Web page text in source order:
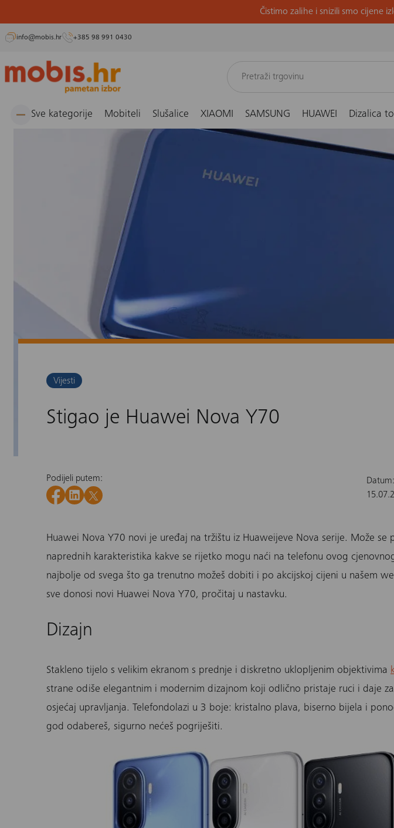
Preskoči
Čistimo zalihe i snizili smo cijene
info@mobis.hr +385 98 991 0430
Sve kategorije Mobiteli Slušalice XIAOMI SAMSUNG HUAWEI Dizalica
Vijesti Stigao je Huawei Nova Y70
Vijesti
Stigao je Huawei Nova Y70
Podijeli putem:
Datum:
Huawei Nova Y70 novi je uređaj na tržištu iz Huaweijeve Nova serije. Može se
naprednih karakteristika kakve se rijetko mogu naći na telefonu ovog
najbolje od svega što ga trenutno možeš dobiti i po akcijskoj cijeni u našem
sve donosi novi Huawei Nova Y70, pročitaj u nastavku.
Dizajn
Stakleno tijelo s velikim ekranom s prednje i diskretno uklopljenim objektivima
strane odiše elegantnim i modernim dizajnom koji odlično pristaje ruci i daje
osjećaj upravljanja.
Telefondolazi u 3 boje: kristalno plava, biserno bijela i
god odabereš, sigurno nećeš pogriješiti.